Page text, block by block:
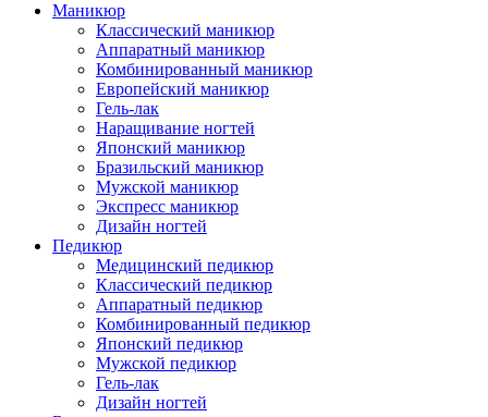
Маникюр
Классический маникюр
Аппаратный маникюр
Комбинированный маникюр
Европейский маникюр
Гель-лак
Наращивание ногтей
Японский маникюр
Бразильский маникюр
Мужской маникюр
Экспресс маникюр
Дизайн ногтей
Педикюр
Медицинский педикюр
Классический педикюр
Аппаратный педикюр
Комбинированный педикюр
Японский педикюр
Мужской педикюр
Гель-лак
Дизайн ногтей